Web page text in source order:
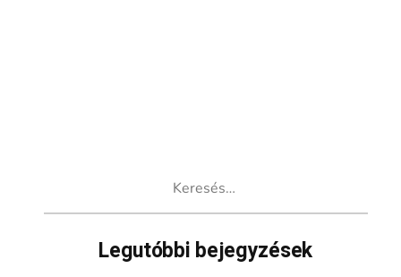
Legutóbbi bejegyzések